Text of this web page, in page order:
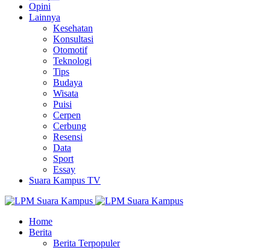
Opini
Lainnya
Kesehatan
Konsultasi
Otomotif
Teknologi
Tips
Budaya
Wisata
Puisi
Cerpen
Cerbung
Resensi
Data
Sport
Essay
Suara Kampus TV
Home
Berita
Berita Terpopuler